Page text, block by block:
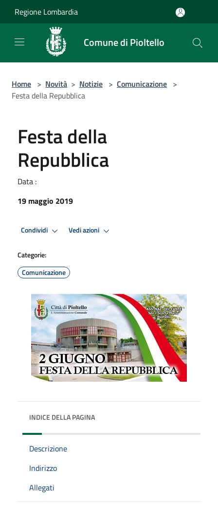
Regione Lombardia
Comune di Pioltello
Home > Novità > Notizie > Comunicazione >
Festa della Repubblica
Festa della
Repubblica
Data :
19 maggio 2019
Condividi Vedi azioni
Categorie:
Comunicazione
INDICE DELLA PAGINA
Descrizione
Indirizzo
Allegati